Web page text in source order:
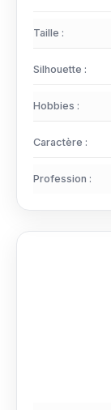
Taille :
Silhouette :
Hobbies :
Caractère :
Profession :